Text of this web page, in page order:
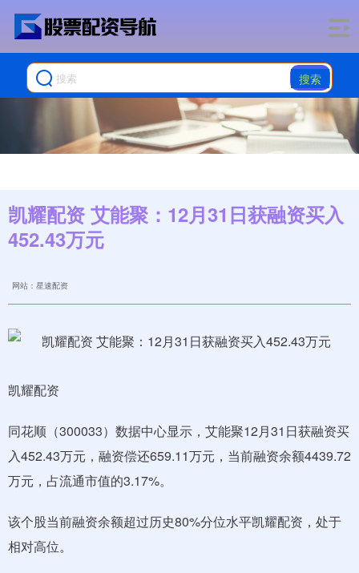
搜索
凯耀配资 艾能聚：12月31日获融资买入
452.43万元
网站：星速配资
凯耀配资
同花顺（300033）数据中心显示，艾能聚12月31日获融资买
入452.43万元，融资偿还659.11万元，当前融资余额4439.72
万元，占流通市值的3.17%。
该个股当前融资余额超过历史80%分位水平凯耀配资，处于
相对高位。